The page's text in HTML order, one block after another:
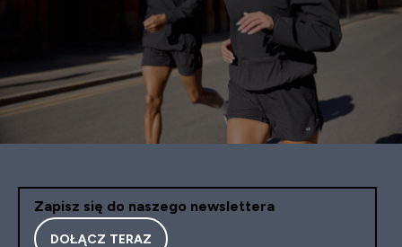
Zapisz się do naszego newslettera
DOŁĄCZ TERAZ